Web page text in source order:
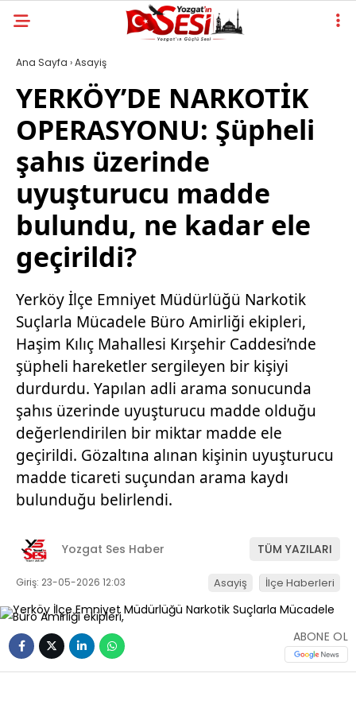
Ana Sayfa ›Asayiş
YERKÖY’DE NARKOTİK
OPERASYONU: Şüpheli
şahıs üzerinde
uyuşturucu madde
bulundu, ne kadar ele
geçirildi?
Yerköy İlçe Emniyet Müdürlüğü Narkotik
Suçlarla Mücadele Büro Amirliği ekipleri,
Haşim Kılıç Mahallesi Kırşehir Caddesi’nde
şüpheli hareketler sergileyen bir kişiyi
durdurdu. Yapılan adli arama sonucunda
şahıs üzerinde uyuşturucu madde olduğu
değerlendirilen bir miktar madde ele
geçirildi. Gözaltına alınan kişinin uyuşturucu
madde ticareti suçundan arama kaydı
bulunduğu belirlendi.
Yozgat Ses Haber TÜM YAZILARI
Giriş: 23-05-2026 12:03 Asayiş İlçe Haberleri
ABONE OL